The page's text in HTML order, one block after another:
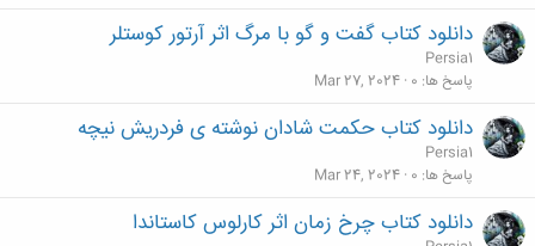
دانلود کتاب گفت و گو با مرگ اثر آرتور کوستلر
Persia1
پاسخ ها 0
Mar 27, 2024
دانلود کتاب حکمت شادان نوشته ی فردریش نیچه
Persia1
پاسخ ها 0
Mar 24, 2024
دانلود کتاب چرخ زمان اثر کارلوس کاستاندا